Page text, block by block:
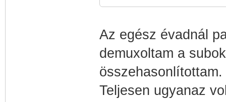
Az egész évadnál
demuxoltam a
összehasonlítottam.
Teljesen ugyanaz